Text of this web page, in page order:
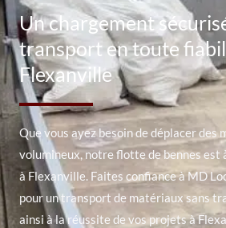
Un chargement
transport en toute
Flexanville
Que vous ayez besoin de déplacer des
volumineux, notre flotte de bennes est
à Flexanville. Faites confiance à MD
pour un transport de matériaux sans
ainsi à la réussite de vos projets à